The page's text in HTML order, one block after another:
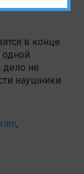
в конце
одной
дело не
наушники
,